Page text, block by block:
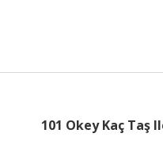
101 Okey Kaç Taş